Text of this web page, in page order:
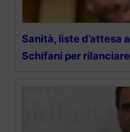
Sanità, liste d’attesa
Schifani per